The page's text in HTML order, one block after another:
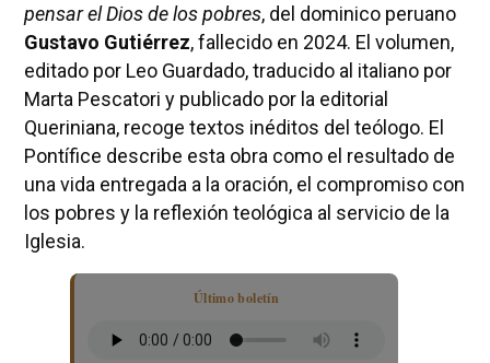
pensar el Dios de los pobres, del dominico peruano
Gustavo Gutiérrez, fallecido en 2024. El volumen,
editado por Leo Guardado, traducido al italiano por
Marta Pescatori y publicado por la editorial
Queriniana, recoge textos inéditos del teólogo. El
Pontífice describe esta obra como el resultado de
una vida entregada a la oración, el compromiso con
los pobres y la reflexión teológica al servicio de la
Iglesia.
Último boletín